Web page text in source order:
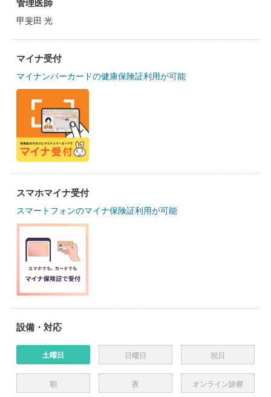
管理医師
甲斐田 光
マイナ受付
マイナンバーカードの健康保険証利用が可能
スマホマイナ受付
スマートフォンのマイナ保険証利用が可能
設備・対応
土曜日 日曜日 祝日
朝 夜 オンライン診療